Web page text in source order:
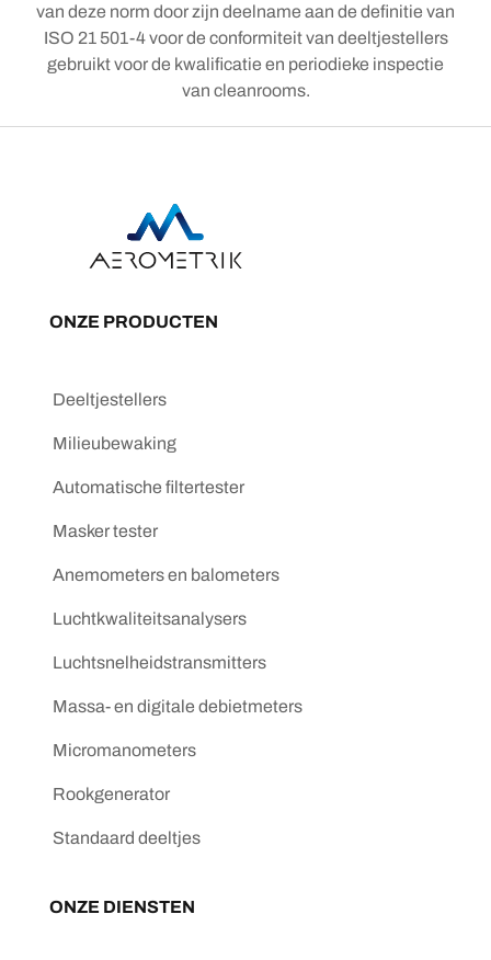
van deze norm door zijn deelname aan de definitie van
ISO 21 501-4 voor de conformiteit van deeltjestellers
gebruikt voor de kwalificatie en periodieke inspectie
van cleanrooms.
ONZE PRODUCTEN
Deeltjestellers
Milieubewaking
Automatische filtertester
Masker tester
Anemometers en balometers
Luchtkwaliteitsanalysers
Luchtsnelheidstransmitters
Massa- en digitale debietmeters
Micromanometers
Rookgenerator
Standaard deeltjes
ONZE DIENSTEN